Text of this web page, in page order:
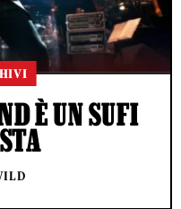
È UN SUFI